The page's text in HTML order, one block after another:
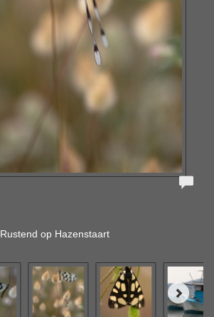
Rustend op Hazenstaart